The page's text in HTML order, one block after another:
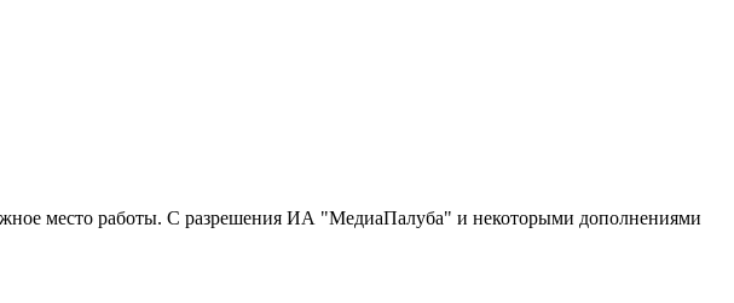
место работы. С разрешения ИА "МедиаПалуба" и некоторыми дополнениями